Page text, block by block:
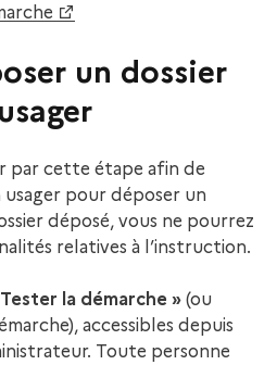
un dossier
par cette étape afin de
pour déposer un
déposé, vous ne pourrez
relatives à l’instruction.
la démarche » (ou
accessibles depuis
Toute personne